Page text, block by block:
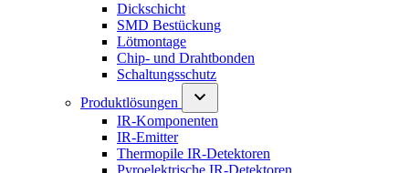
Dickschicht
SMD Bestückung
Lötmontage
Chip- und Drahtbonden
Schaltungsschutz
Produktlösungen
IR-Komponenten
IR-Emitter
Thermopile IR-Detektoren
Pyroelektrische IR-Detektoren